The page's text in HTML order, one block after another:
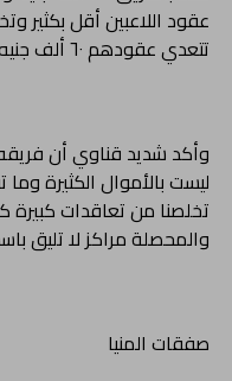
عقود اللاعبين أقل بكثير
تتعدي عقودهم ٦٠ ألف جنيه بالفريق هذا الموسم.
وأكد شديد قناوي أن
ليست بالأموال الكثيرة
تخلصنا من تعاقدات كبيرة
والمحصلة مراكز لا تليق
صفقات المنيا